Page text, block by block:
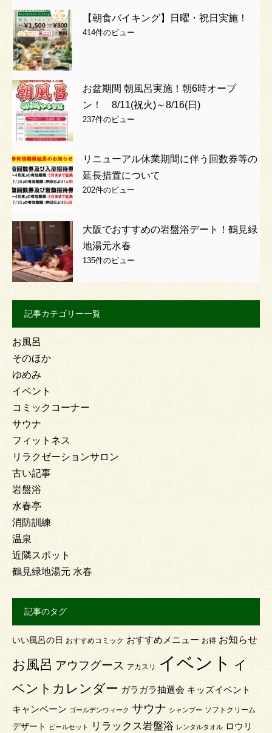
【朝食バイキング】日曜・祝日実施！
414件のビュー
お盆期間 朝風呂実施！朝6時オープ
ン！ 8/11(祝火)～8/16(日)
237件のビュー
リニューアル休業期間に伴う回数券等の
延長措置について
202件のビュー
大阪でおすすめの岩盤浴デート！鶴見緑
地湯元水春
135件のビュー
記事カテゴリー一覧
お風呂
そのほか
ゆめみ
イベント
コミックコーナー
サウナ
フィットネス
リラクゼーションサロン
古い記事
岩盤浴
水春亭
消防訓練
温泉
近隣スポット
鶴見緑地湯元 水春
記事のタグ
いい風呂の日 おすすめコミック おすすめメニュー お得 お知らせ
お風呂 アウフグース アカスリ イベント
イ
ベントカレンダー ガラガラ抽選会 キッズイベント
キャンペーン ゴールデンウィーク サウナ シャンプー ソフトクリーム
デザート ビールセット リラックス岩盤浴 レンタルタオル ロウリ